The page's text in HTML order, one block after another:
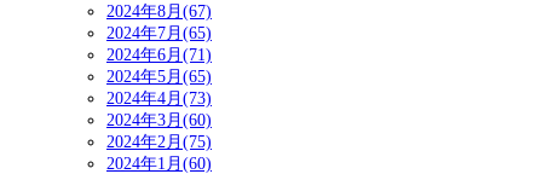
2024年8月(67)
2024年7月(65)
2024年6月(71)
2024年5月(65)
2024年4月(73)
2024年3月(60)
2024年2月(75)
2024年1月(60)